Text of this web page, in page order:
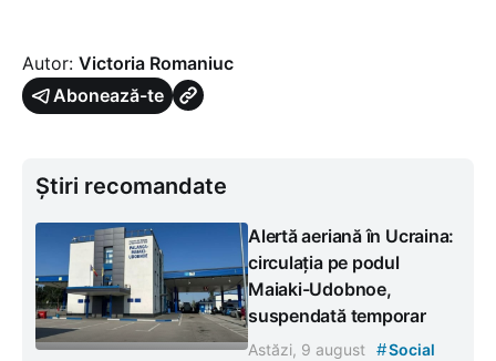
Autor: Victoria Romaniuc
Abonează-te
Știri recomandate
Alertă aeriană în Ucraina:
circulația pe podul
Maiaki-Udobnoe,
suspendată temporar
Astăzi, 9 august #Social